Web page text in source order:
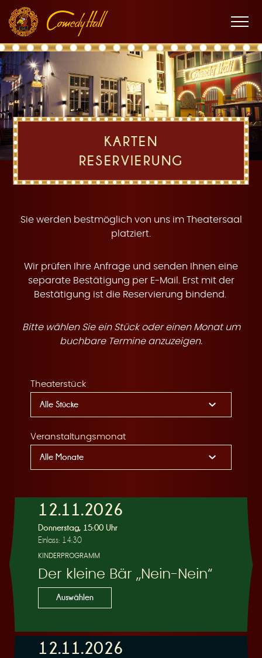
Hauptnavigation
Inhalt
Fußnavigation
K
a
r
e
R
e
Menü
KARTEN
RESERVIERUNG
Sie werden bestmöglich von uns im Theatersaal
platziert.
Wir prüfen Ihre Anfrage und senden Ihnen eine
separate Bestätigung per E-Mail. Erst mit der
Bestätigung ist die Reservierung bindend.
Bitte wählen Sie ein Stück oder einen Monat um
buchbare Termine anzuzeigen.
Theaterstück
Veranstaltungsmonat
12.11.2026
Donnerstag, 15:00 Uhr
Einlass: 14:30
KINDERPROGRAMM
Der kleine Bär „Nein-Nein“
Auswählen
12.11.2026